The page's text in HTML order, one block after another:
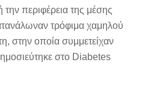
περιφέρεια της μέσης
τρόφιμα χαμηλού
στην οποία συμμετείχαν
στο Diabetes